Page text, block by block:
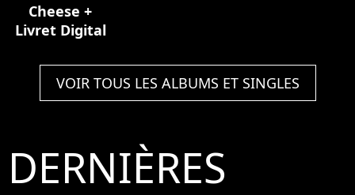
Cheese +
Livret Digital
VOIR TOUS LES ALBUMS ET SINGLES
DERNIÈRES